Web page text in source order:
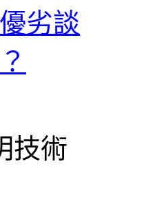
劣談
技術